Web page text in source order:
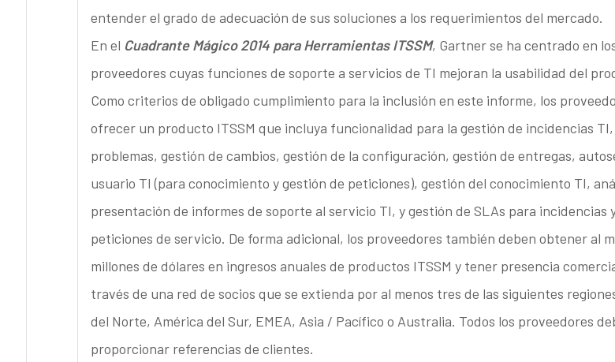
entender el grado de adecuación de sus soluciones a los requerimientos del mercado.
En el Cuadrante Mágico 2014 para Herramientas ITSSM, Gartner se ha centrado en
proveedores cuyas funciones de soporte a servicios de TI mejoran la usabilidad del
Como criterios de obligado cumplimiento para la inclusión en este informe, los
ofrecer un producto ITSSM que incluya funcionalidad para la gestión de incidencias
problemas, gestión de cambios, gestión de la configuración, gestión de entregas,
usuario TI (para conocimiento y gestión de peticiones), gestión del conocimiento TI,
presentación de informes de soporte al servicio TI, y gestión de SLAs para incidencias
peticiones de servicio. De forma adicional, los proveedores también deben obtener al
millones de dólares en ingresos anuales de productos ITSSM y tener presencia
través de una red de socios que se extienda por al menos tres de las siguientes
del Norte, América del Sur, EMEA, Asia / Pacífico o Australia. Todos los proveedores
proporcionar referencias de clientes.